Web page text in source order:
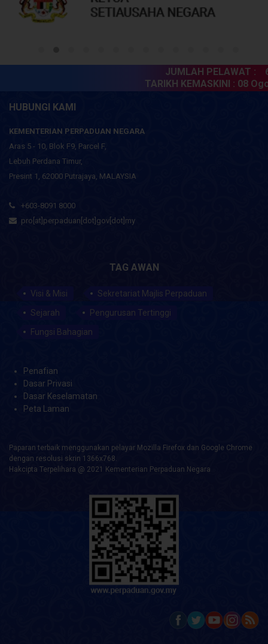
JUMLAH PELAWAT :
TARIKH KEMASKINI :08
HUBUNGI KAMI
KEMENTERIAN PERPADUAN NEGARA
Aras 5 - 10, Blok F9, Parcel F,
Lebuh Perdana Timur,
Presint 1, 62000 Putrajaya, MALAYSIA
+603-8091 8000
pro[at]perpaduan[dot]gov[dot]my
TAG AWAN
Visi & Misi
Sekretariat Majlis Perpaduan
Sejarah
Pengurusan Tertinggi
Fungsi Bahagian
Penafian
Dasar Privasi
Dasar Keselamatan
Peta Laman
Paparan terbaik menggunakan pelayar Mozilla Firefox dan Google Chrome
dengan resolusi skrin 1366x768.
Hakcipta Terpelihara @ 2021 Kementerian Perpaduan Negara